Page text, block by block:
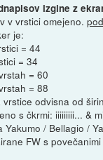
izgine z
v vrstici omejeno.
je:
= 44
= 34
= 60
= 88
odvisna od
s čkrmi: iiiiiiiii... &
Yakumo / Bellagio /
FW s